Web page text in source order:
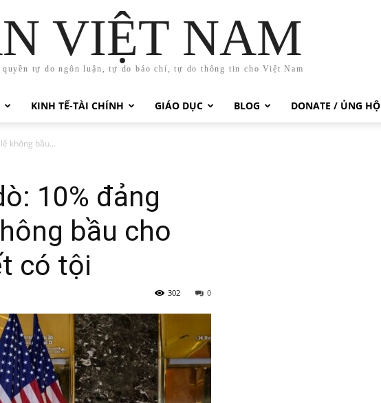
VIỆT NAM
tự do ngôn luận, tự do báo chí, tự do thông tin cho Việt Nam
KINH TẾ-TÀI CHÍNH GIÁO DỤC BLOG DONATE / ỦNG HỘ
không bầu...
10% đảng
bầu cho
có tội
0
302